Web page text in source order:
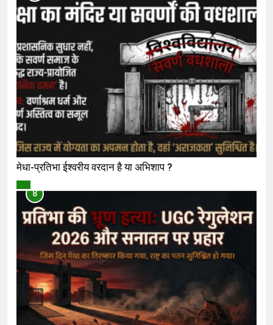
मेधा-प्रतिभा ईश्वरीय वरदान है या अभिशाप ?
8